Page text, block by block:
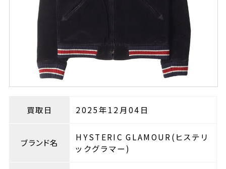
買取日 2025年12月04日
ブランド名
HYSTERIC GLAMOUR(ヒステリ
ックグラマー)